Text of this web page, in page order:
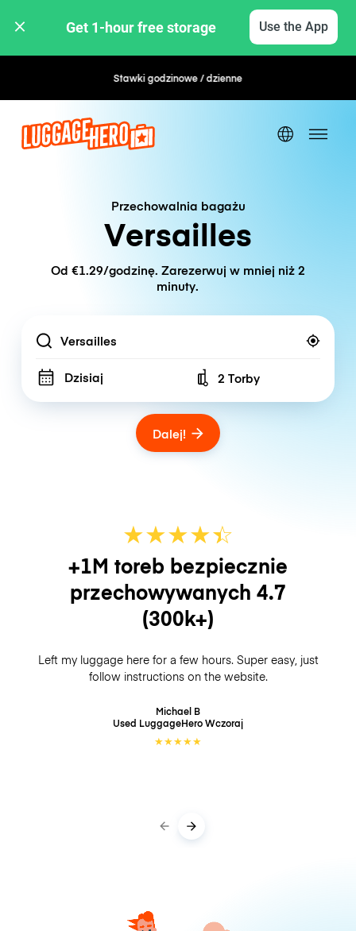
Get 1-hour free storage Use the App
Stawki godzinowe / dzienne Elastyczna rezerwacja
Przechowalnia bagażu
Versailles
Od €1.29/godzinę. Zarezerwuj w mniej niż 2
minuty.
Location
Dzisiaj Number of bags
2 Torby
Dalej!
★★★★☆
★
+1M toreb bezpiecznie
przechowywanych 4.7
(300k+)
Left my luggage here for a few hours. Super easy, just
follow instructions on the website.
Michael B
Used LuggageHeroWczoraj
★★★★★